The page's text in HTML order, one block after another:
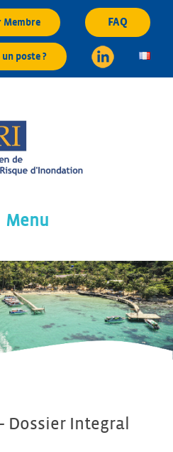
Membre FAQ
poste ?
Menu
Dossier Integral